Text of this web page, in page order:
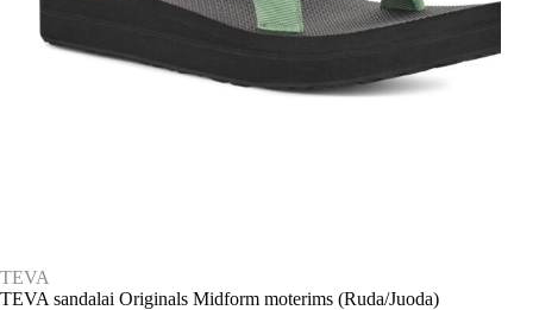
TEVA
TEVA sandalai Originals Midform moterims (Ruda/Juoda)